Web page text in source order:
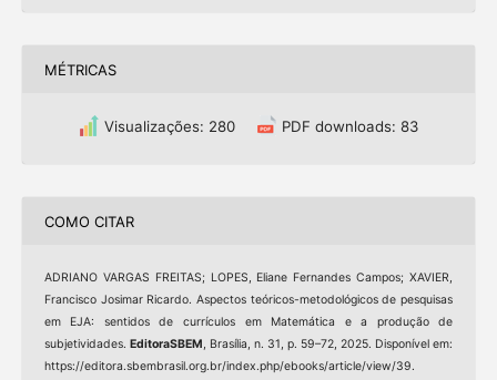
MÉTRICAS
Visualizações: 280 PDF downloads: 83
COMO CITAR
ADRIANO VARGAS FREITAS; LOPES, Eliane Fernandes Campos; XAVIER,
Francisco Josimar Ricardo. Aspectos teóricos-metodológicos de pesquisas
em EJA: sentidos de currículos em Matemática e a produção de
subjetividades. EditoraSBEM, Brasília, n. 31, p. 59–72, 2025. Disponível em:
https://editora.sbembrasil.org.br/index.php/ebooks/article/view/39.